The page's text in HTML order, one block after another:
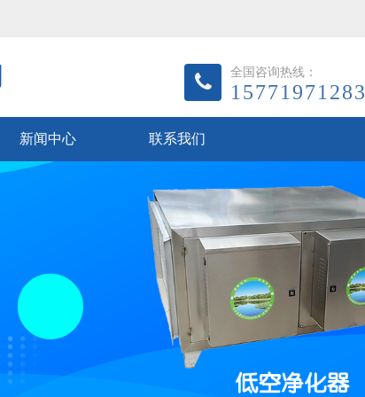
全国咨询热线：
15771971283
新闻中心 联系我们
next